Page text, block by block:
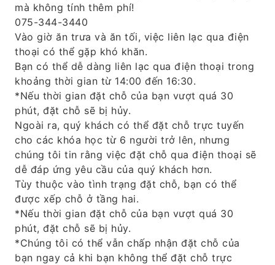
mà không tính thêm phí!
075-344-3440
Vào giờ ăn trưa và ăn tối, việc liên lạc qua điện
thoại có thể gặp khó khăn.
Bạn có thể dễ dàng liên lạc qua điện thoại trong
khoảng thời gian từ 14:00 đến 16:30.
*Nếu thời gian đặt chỗ của bạn vượt quá 30
phút, đặt chỗ sẽ bị hủy.
Ngoài ra, quý khách có thể đặt chỗ trực tuyến
cho các khóa học từ 6 người trở lên, nhưng
chúng tôi tin rằng việc đặt chỗ qua điện thoại sẽ
dễ đáp ứng yêu cầu của quý khách hơn.
Tùy thuộc vào tình trạng đặt chỗ, bạn có thể
được xếp chỗ ở tầng hai.
*Nếu thời gian đặt chỗ của bạn vượt quá 30
phút, đặt chỗ sẽ bị hủy.
*Chúng tôi có thể vẫn chấp nhận đặt chỗ của
bạn ngay cả khi bạn không thể đặt chỗ trực